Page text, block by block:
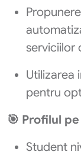
serviciilor
Utilizarea
pentru
🎯 Profilul
Student